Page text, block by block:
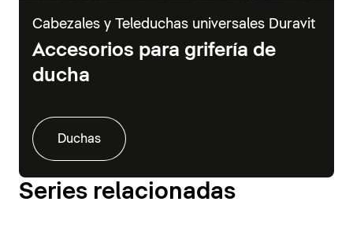
Cabezales y Teleduchas universales Duravit
Accesorios para grifería de
ducha
Duchas
Series relacionadas